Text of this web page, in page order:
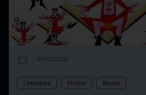
calendar_today 31/10/2024
Literature Fiction Music